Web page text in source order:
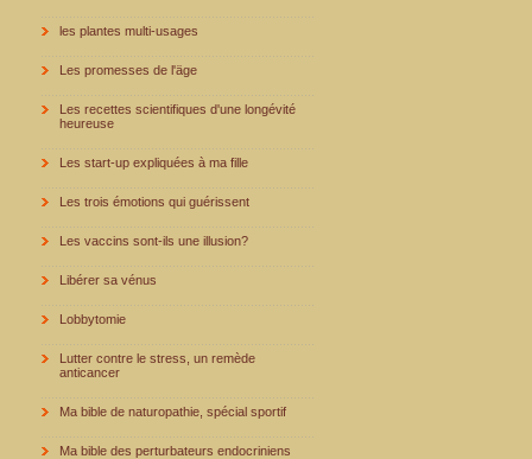
les plantes multi-usages
Les promesses de l'äge
Les recettes scientifiques d'une longévité
heureuse
Les start-up expliquées à ma fille
Les trois émotions qui guérissent
Les vaccins sont-ils une illusion?
Libérer sa vénus
Lobbytomie
Lutter contre le stress, un remède
anticancer
Ma bible de naturopathie, spécial sportif
Ma bible des perturbateurs endocriniens